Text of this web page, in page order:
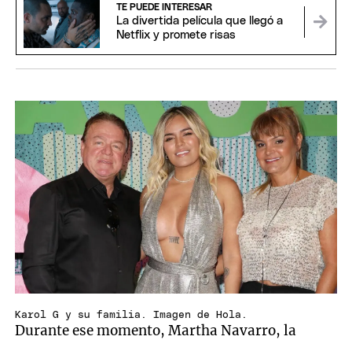
TE PUEDE INTERESAR
La divertida película que llegó a
Netflix y promete risas
Karol G y su familia. Imagen de Hola.
Durante ese momento, Martha Navarro, la